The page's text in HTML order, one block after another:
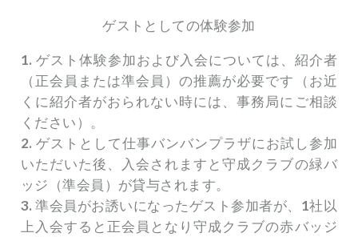
ゲストとしての体験参加
1. ゲスト体験参加および入会については、紹介者
（正会員または準会員）の推薦が必要です（お近
くに紹介者がおられない時には、事務局にご相談
ください）。
2. ゲストとして仕事バンバンプラザにお試し参加
いただいた後、入会されますと守成クラブの緑バ
ッジ（準会員）が貸与されます。
3. 準会員がお誘いになったゲスト参加者が、1社以
上入会すると正会員となり守成クラブの赤バッジ